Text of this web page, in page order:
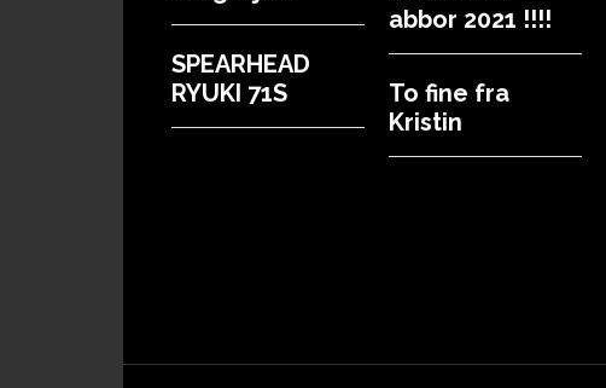
SPEARHEAD
RYUKI 71S
abbor 2021 !!!!
To fine fra
Kristin